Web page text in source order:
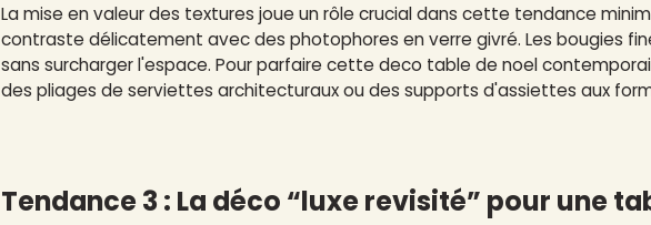
La mise en valeur des textures joue un rôle crucial dans cette tendance
contraste délicatement avec des photophores en verre givré. Les bougies
sans surcharger l'espace. Pour parfaire cette deco table de noel
des pliages de serviettes architecturaux ou des supports d'assiettes aux
Tendance 3 : La déco “luxe revisité” pour une